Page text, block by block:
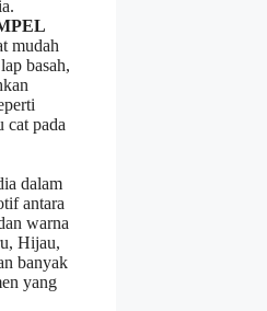
mudah
basah,
cat pada
dalam
antara
warna
Hijau,
banyak
yang